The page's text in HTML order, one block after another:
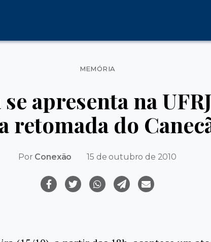
Categorias
MEMÓRIA
apresenta na
retomada do
Por Conexão 15 de outubro de 2010